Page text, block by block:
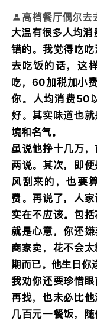
高档餐厅偶尔去
大温有很多人均
错的。我觉得吃
去吃饭的话，这
吃，60加税加小
你。人均消费50
好。其实味道也
境和名气。
虽说他挣十几万
两说。其次，即
风刮来的，也要
费。再说了，人家
实在不应该。包括
就是心意，你还
商家卖，花不会
期而已。他生日你
我劝你还要珍惜
再找，也未必比他
几百元一餐饭，